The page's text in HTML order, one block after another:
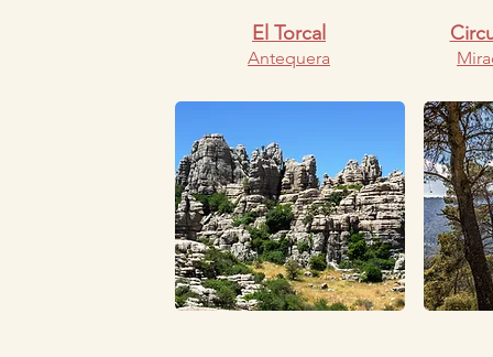
El Torcal
Antequera